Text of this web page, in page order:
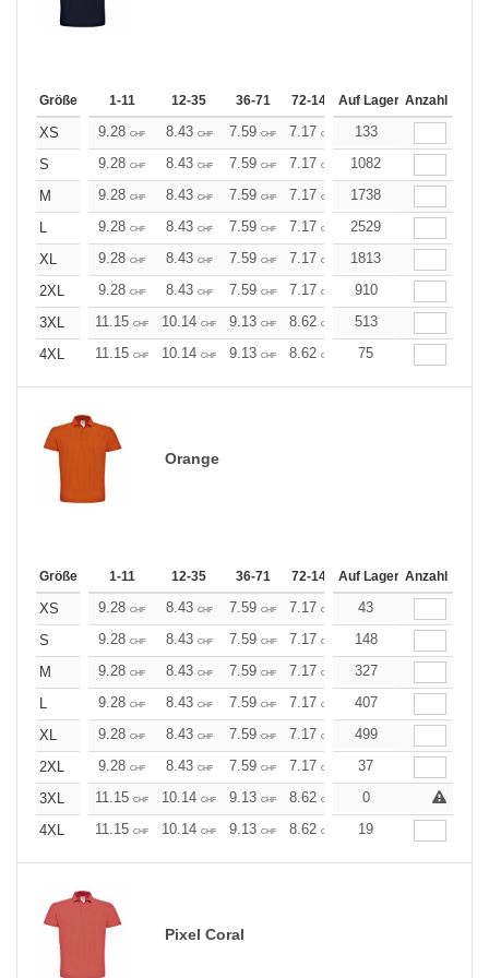
Größe 1-11 12-35 36-71 72-143 144-287 288 +
Auf Lager Anzahl
XS 9.28 CHF 8.43 CHF 7.59 CHF 7.17 CHF 6.75
133
S
9.28 CHF 8.43 CHF 7.59 CHF 7.17 CHF 6.75
1082
M
9.28 CHF 8.43 CHF 7.59 CHF 7.17 CHF 6.75
1738
L
9.28 CHF 8.43 CHF 7.59 CHF 7.17 CHF 6.75
2529
XL
9.28 CHF 8.43 CHF 7.59 CHF 7.17 CHF 6.75
1813
2XL
9.28 CHF 8.43 CHF 7.59 CHF 7.17 CHF 6.75
910
3XL
11.15 CHF 10.14 CHF 9.13 CHF 8.62 CHF 8.11
513
4XL
11.15 CHF 10.14 CHF 9.13 CHF 8.62 CHF 8.11
75
Orange
Größe 1-11 12-35 36-71 72-143 144-287 288 +
Auf Lager Anzahl
XS 9.28 CHF 8.43 CHF 7.59 CHF 7.17 CHF 6.75
43
S
9.28 CHF 8.43 CHF 7.59 CHF 7.17 CHF 6.75
148
M
9.28 CHF 8.43 CHF 7.59 CHF 7.17 CHF 6.75
327
L
9.28 CHF 8.43 CHF 7.59 CHF 7.17 CHF 6.75
407
XL
9.28 CHF 8.43 CHF 7.59 CHF 7.17 CHF 6.75
499
2XL
9.28 CHF 8.43 CHF 7.59 CHF 7.17 CHF 6.75
37
3XL
11.15 CHF 10.14 CHF 9.13 CHF 8.62 CHF 8.11 7.60CHF
0
4XL
11.15 CHF 10.14 CHF 9.13 CHF 8.62 CHF 8.11
19
Pixel Coral